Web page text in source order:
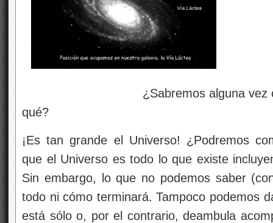
¿Sabremos alguna vez
qué?
¡Es tan grande el Universo! ¿Podremos
que el Universo es todo lo que existe
Sin embargo, lo que no podemos saber
todo ni cómo terminará. Tampoco podemos
está sólo o, por el contrario, deambula